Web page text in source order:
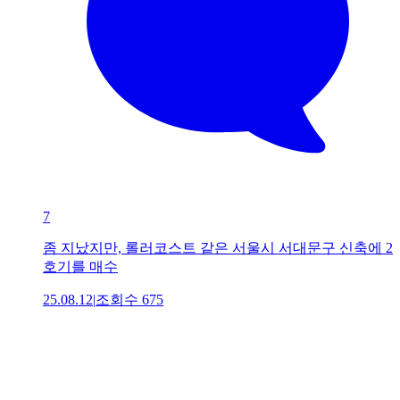
7
좀 지났지만, 롤러코스트 같은 서울시 서대문구 신축에 2
호기를 매수
25.08.12|조회수 675